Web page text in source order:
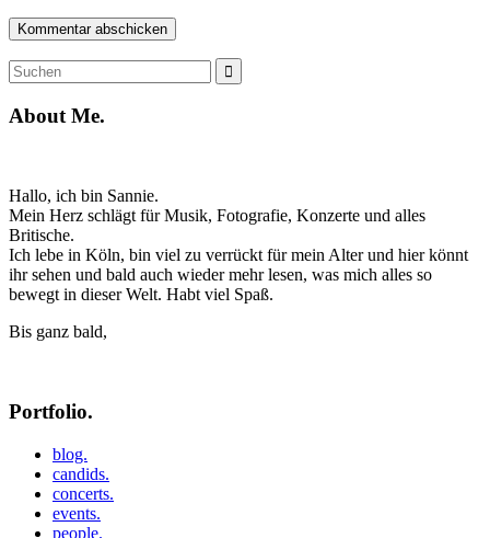
Suche
nach:
About Me.
Hallo, ich bin Sannie.
Mein Herz schlägt für Musik, Fotografie, Konzerte und alles
Britische.
Ich lebe in Köln, bin viel zu verrückt für mein Alter und hier könnt
ihr sehen und bald auch wieder mehr lesen, was mich alles so
bewegt in dieser Welt. Habt viel Spaß.
Bis ganz bald,
Portfolio.
blog.
candids.
concerts.
events.
people.